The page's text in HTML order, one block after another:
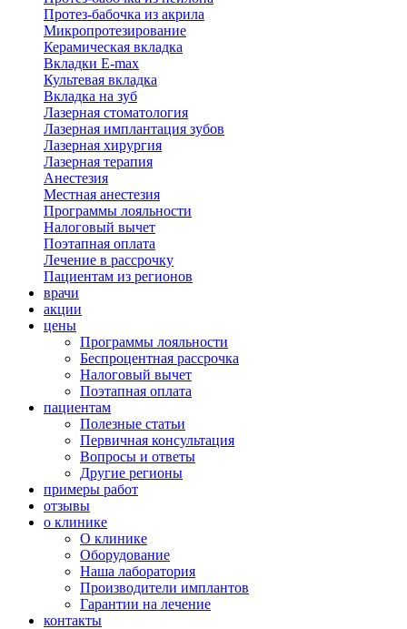
Протез-бабочка из акрила
Микропротезирование
Керамическая вкладка
Вкладки E-max
Культевая вкладка
Вкладка на зуб
Лазерная стоматология
Лазерная имплантация зубов
Лазерная хирургия
Лазерная терапия
Анестезия
Местная анестезия
Программы лояльности
Налоговый вычет
Поэтапная оплата
Лечение в рассрочку
Пациентам из регионов
врачи
акции
цены
Программы лояльности
Беспроцентная рассрочка
Налоговый вычет
Поэтапная оплата
пациентам
Полезные статьи
Первичная консультация
Вопросы и ответы
Другие регионы
примеры работ
отзывы
о клинике
О клинике
Оборудование
Наша лаборатория
Производители имплантов
Гарантии на лечение
контакты